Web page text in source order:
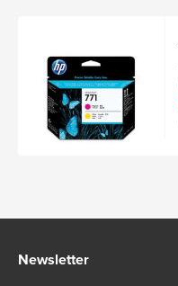
Newsletter